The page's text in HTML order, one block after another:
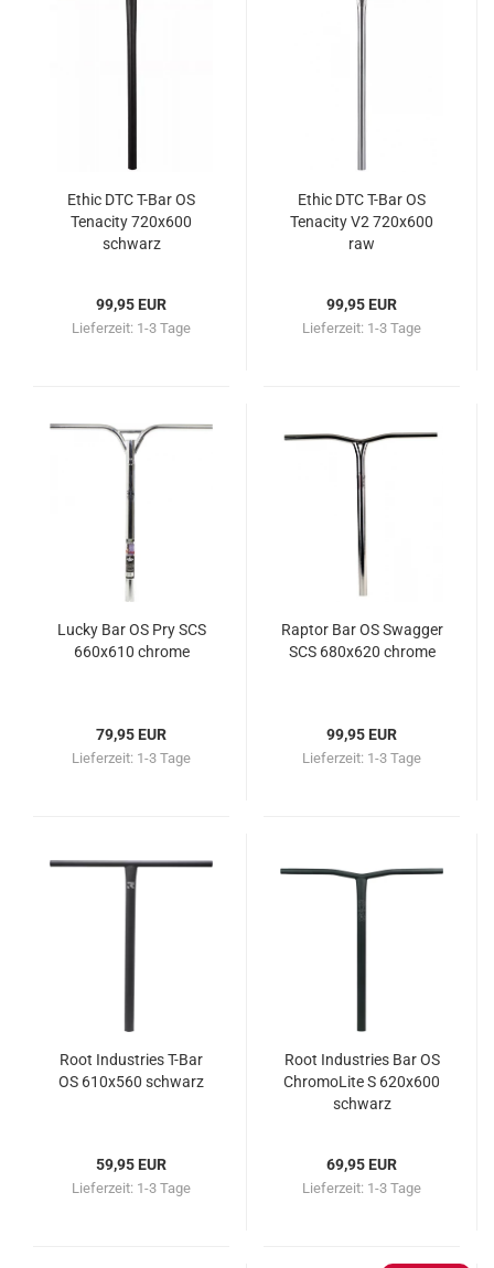
Ethic DTC T-Bar OS
Tenacity 720x600
schwarz
99,95 EUR
Lieferzeit: 1-3 Tage
Ethic DTC T-Bar OS
Tenacity V2 720x600
raw
99,95 EUR
Lieferzeit: 1-3 Tage
Lucky Bar OS Pry SCS
660x610 chrome
79,95 EUR
Lieferzeit: 1-3 Tage
Raptor Bar OS Swagger
SCS 680x620 chrome
99,95 EUR
Lieferzeit: 1-3 Tage
Root Industries T-Bar
OS 610x560 schwarz
59,95 EUR
Lieferzeit: 1-3 Tage
Root Industries Bar OS
ChromoLite S 620x600
schwarz
69,95 EUR
Lieferzeit: 1-3 Tage